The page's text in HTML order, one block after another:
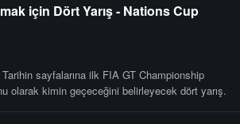
için Dört Yarış - Nations Cup
Tarihin sayfalarına ilk FIA GT Championship
olarak kimin geçeceğini belirleyecek dört yarış.